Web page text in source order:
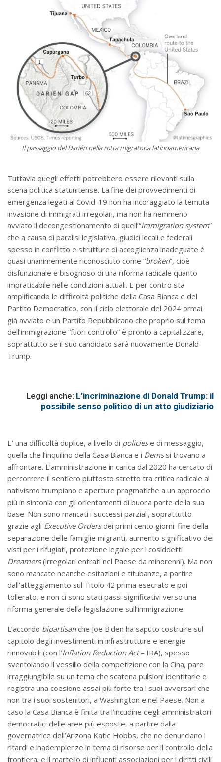
Il passaggio del Darién nella rotta migratoria latinoamericana
Tuttavia quegli effetti potrebbero essere rilevanti sulla
scena politica statunitense. La fine dei provvedimenti di
emergenza legati al Covid-19 non ha incoraggiato la temuta
invasione di immigrati irregolari, ma non ha nemmeno
avviato il decongestionamento di quell’“immigration system”
che a causa di paralisi legislativa, giudici locali e federali
spesso in conflitto e strutture di accoglienza inadeguate è
quasi unanimemente riconosciuto come “broken”, cioè
disfunzionale e bisognoso di una riforma radicale quanto
impraticabile nelle condizioni attuali. E per contro sta
amplificando le difficoltà politiche della Casa Bianca e del
Partito Democratico, con il ciclo elettorale del 2024 ormai
già avviato e un Partito Repubblicano che proprio sul tema
dell’immigrazione “fuori controllo” è pronto a capitalizzare,
soprattutto se il suo candidato sarà nuovamente Donald
Trump.
Leggi anche: L’incriminazione di Donald Trump: il
possibile senso politico di un atto giudiziario
E’ una difficoltà duplice, a livello di policiese di messaggio,
quella che l’inquilino della Casa Bianca e i Demssi trovano a
affrontare. L’amministrazione in carica dal 2020 ha cercato di
percorrere il sentiero piuttosto stretto tra critica radicale al
nativismo trumpiano e aperture pragmatiche a un approccio
più in sintonia con gli orientamenti di buona parte della sua
base. Non sono mancati i successi parziali, soprattutto
grazie agli Executive Ordersdei primi cento giorni: fine della
separazione delle famiglie migranti, aumento significativo dei
visti per i rifugiati, protezione legale per i cosiddetti
Dreamers(irregolari entrati nel Paese da minorenni). Ma non
sono mancate neanche esitazioni e titubanze, a partire
dall’atteggiamento sul Titolo 42 prima esecrato e poi
tollerato, e non ci sono stati passi significativi verso una
riforma generale della legislazione sull’immigrazione.
L’accordo bipartisanche Joe Biden ha saputo costruire sul
capitolo degli investimenti in infrastrutture e energie
rinnovabili (con l’Inflation Reduction Act– IRA), spesso
sventolando il vessillo della competizione con la Cina, pare
irraggiungibile su un tema che scatena pulsioni identitarie e
registra una coesione assai più forte tra i suoi avversari che
non tra i suoi sostenitori, a Washington e nel Paese. Non a
caso la Casa Bianca è finita tra l’incudine degli amministratori
democratici delle aree più esposte, a partire dalla
governatrice dell’Arizona Katie Hobbs, che ne denunciano i
ritardi e inadempienze in tema di risorse per il controllo della
frontiera, e il martello di influenti associazioni per i diritti civili